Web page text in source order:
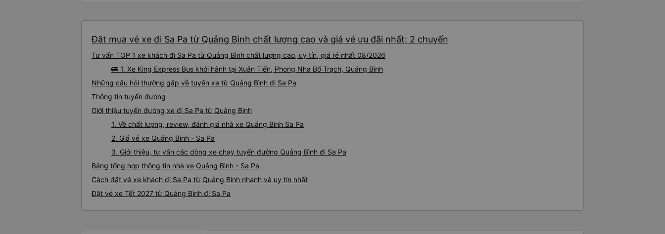
Đặt mua vé xe đi Sa Pa từ Quảng Bình chất lượng cao và giá vé ưu đãi nhất: 2 chuyến
Tư vấn TOP 1 xe khách đi Sa Pa từ Quảng Bình chất lượng cao, uy tín, giá rẻ nhất 08/2026
🚌 1. Xe King Express Bus khởi hành tại Xuân Tiến, Phong Nha Bố Trạch, Quảng Bình
Những câu hỏi thường gặp về tuyến xe từ Quảng Bình đi Sa Pa
Thông tin tuyến đường
Giới thiệu tuyến đường xe đi Sa Pa từ Quảng Bình
1. Về chất lượng, review, đánh giá nhà xe Quảng Bình Sa Pa
2. Giá vé xe Quảng Bình - Sa Pa
3. Giới thiệu, tư vấn các dòng xe chạy tuyến đường Quảng Bình đi Sa Pa
Bảng tổng hợp thông tin nhà xe Quảng Bình - Sa Pa
Cách đặt vé xe khách đi Sa Pa từ Quảng Bình nhanh và uy tín nhất
Đặt vé xe Tết 2027 từ Quảng Bình đi Sa Pa